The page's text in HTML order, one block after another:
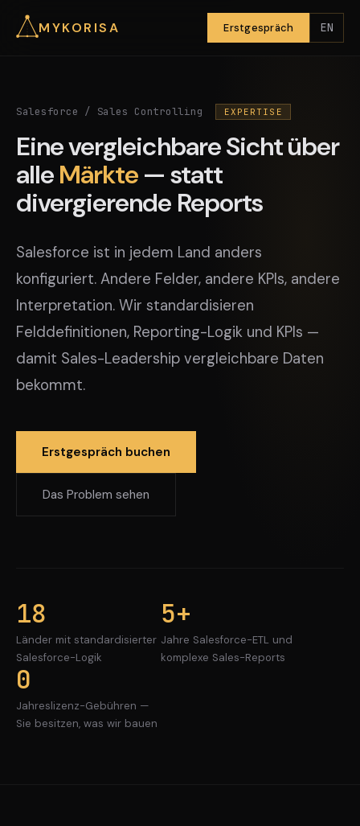
MYKORISA Erstgespräch EN
Salesforce / Sales Controlling EXPERTISE
Eine vergleichbare Sicht über
alleMärkte— statt
divergierende Reports
Salesforce ist in jedem Land anders
konfiguriert. Andere Felder, andere KPIs, andere
Interpretation. Wir standardisieren
Felddefinitionen, Reporting-Logik und KPIs —
damit Sales-Leadership vergleichbare Daten
bekommt.
Erstgespräch buchen
Das Problem sehen
18
Länder mit standardisierter
Salesforce-Logik
5+
Jahre Salesforce-ETL und
komplexe Sales-Reports
0
Jahreslizenz-Gebühren —
Sie besitzen, was wir bauen